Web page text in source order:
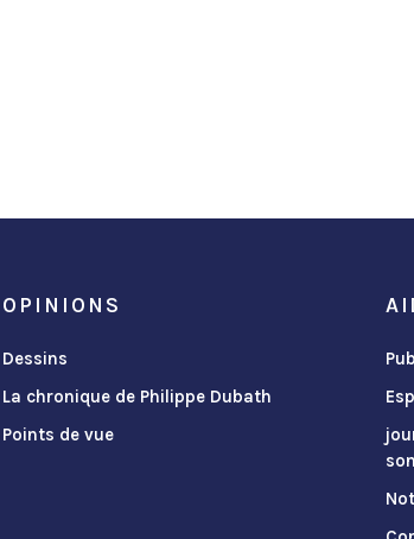
OPINIONS
Dessins
La chronique de Philippe Dubath
Points de vue